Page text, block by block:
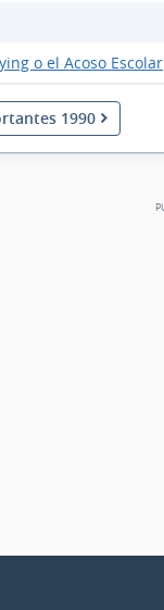
o el Acoso Escolar
1990